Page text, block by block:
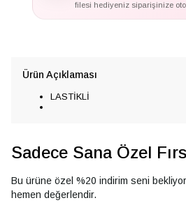
filesi hediyeniz siparişinize
Ürün Açıklaması
LASTİKLİ
Sadece Sana Özel
Bu ürüne özel %20 indirim seni
hemen değerlendir.